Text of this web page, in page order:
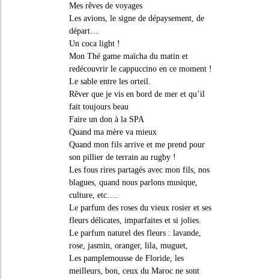
Mes rêves de voyages
Les avions, le signe de dépaysement, de
départ…
Un coca light !
Mon Thé game maïcha du matin et
redécouvrir le cappuccino en ce moment !
Le sable entre les orteil.
Rêver que je vis en bord de mer et qu’il
fait toujours beau
Faire un don à la SPA
Quand ma mère va mieux
Quand mon fils arrive et me prend pour
son pillier de terrain au rugby !
Les fous rires partagés avec mon fils, nos
blagues, quand nous parlons musique,
culture, etc….
Le parfum des roses du vieux rosier et ses
fleurs délicates, imparfaites et si jolies.
Le parfum naturel des fleurs : lavande,
rose, jasmin, oranger, lila, muguet,
Les pamplemousse de Floride, les
meilleurs, bon, ceux du Maroc ne sont